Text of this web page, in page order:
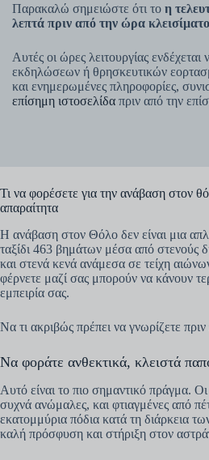
Παρακαλώ σημειώστε ότι το η
λεπτά πριν από την ώρα
Αυτές οι ώρες λειτουργίας
εκδηλώσεων ή θρησκευτικών
και ενημερωμένες πληροφορίες,
επίσημη ιστοσελίδα πριν από την
Τι να φορέσετε για την ανάβαση στον
απαραίτητα
Η ανάβαση στον Θόλο δεν είναι μια
ταξίδι 463 βημάτων μέσα από στενούς
και στενά κενά ανάμεσα σε τείχη
φέρνετε μαζί σας μπορούν να κάνουν
εμπειρία σας.
Να τι ακριβώς πρέπει να γνωρίζετε πριν
Να φοράτε ανθεκτικά, κλειστά
Αυτό είναι το πιο σημαντικό πράγμα.
συχνά ανώμαλες, και φτιαγμένες από
εκατομμύρια πόδια κατά τη διάρκεια
καλή πρόσφυση και στήριξη στον